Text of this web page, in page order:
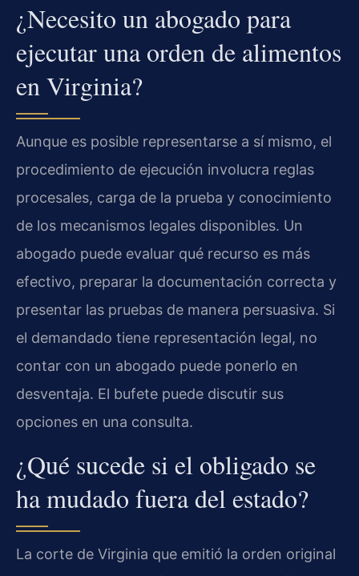
¿Necesito un abogado para
ejecutar una orden de alimentos
en Virginia?
Aunque es posible representarse a sí mismo, el
procedimiento de ejecución involucra reglas
procesales, carga de la prueba y conocimiento
de los mecanismos legales disponibles. Un
abogado puede evaluar qué recurso es más
efectivo, preparar la documentación correcta y
presentar las pruebas de manera persuasiva. Si
el demandado tiene representación legal, no
contar con un abogado puede ponerlo en
desventaja. El bufete puede discutir sus
opciones en una consulta.
¿Qué sucede si el obligado se
ha mudado fuera del estado?
La corte de Virginia que emitió la orden original